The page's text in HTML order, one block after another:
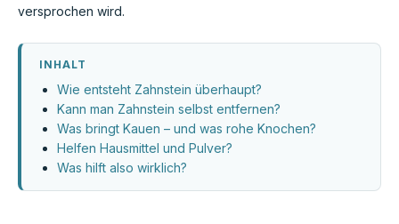
versprochen wird.
INHALT
Wie entsteht Zahnstein überhaupt?
Kann man Zahnstein selbst entfernen?
Was bringt Kauen – und was rohe Knochen?
Helfen Hausmittel und Pulver?
Was hilft also wirklich?